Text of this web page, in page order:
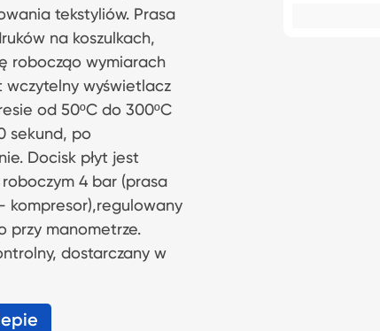
tekstyliów. Prasa
na koszulkach,
robocząo wymiarach
wczytelny wyświetlacz
od 50ºC do 300ºC
sekund, po
Docisk płyt jest
4 bar (prasa
kompresor),regulowany
przy manometrze.
dostarczany w